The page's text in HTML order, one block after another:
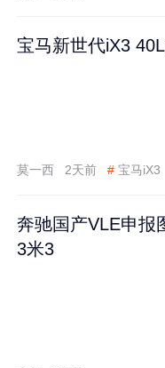
宝马新世代iX3
莫一西 2天前 # 宝马iX3
奔驰国产VLE申报
3米3